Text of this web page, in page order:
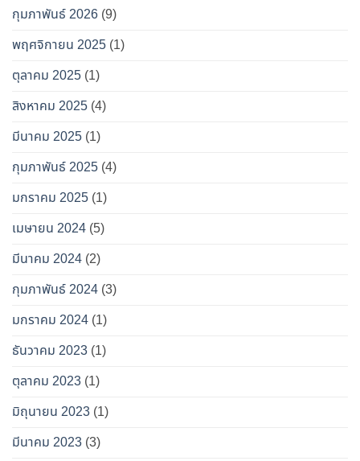
กุมภาพันธ์ 2026 (9)
พฤศจิกายน 2025 (1)
ตุลาคม 2025 (1)
สิงหาคม 2025 (4)
มีนาคม 2025 (1)
กุมภาพันธ์ 2025 (4)
มกราคม 2025 (1)
เมษายน 2024 (5)
มีนาคม 2024 (2)
กุมภาพันธ์ 2024 (3)
มกราคม 2024 (1)
ธันวาคม 2023 (1)
ตุลาคม 2023 (1)
มิถุนายน 2023 (1)
มีนาคม 2023 (3)